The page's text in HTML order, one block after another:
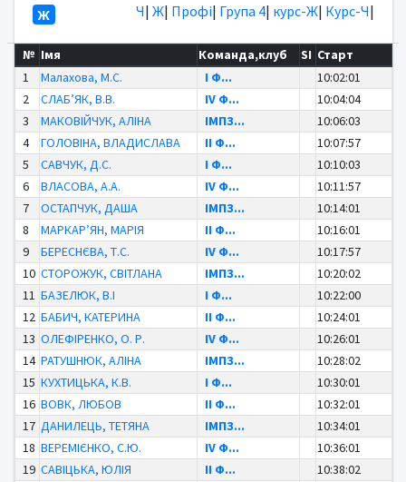
Ж Ч| Ж| Профі| Група 4| курс-Ж| Курс-Ч|
№ Імя Команда,клуб SI Старт
1
Малахова, М.С. І Ф...
10:02:01
2
СЛАБ’ЯК, В.В. IV Ф...
10:04:04
3
МАКОВІЙЧУК, АЛІНА ІМПЗ...
10:06:03
4
ГОЛОВІНА, ВЛАДИСЛАВА ІІ Ф...
10:07:57
5
САВЧУК, Д.С. І Ф...
10:10:03
6
ВЛАСОВА, А.А. IV Ф...
10:11:57
7
ОСТАПЧУК, ДАША ІМПЗ...
10:14:01
8
МАРКАР’ЯН, МАРІЯ ІІ Ф...
10:16:01
9
БЕРЕСНЄВА, Т.С. IV Ф...
10:17:57
10 СТОРОЖУК, СВІТЛАНА ІМПЗ...
10:20:02
11 БАЗЕЛЮК, В.І І Ф...
10:22:00
12 БАБИЧ, КАТЕРИНА ІІ Ф...
10:24:01
13 ОЛЕФІРЕНКО, О. Р. IV Ф...
10:26:01
14 РАТУШНЮК, АЛІНА ІМПЗ...
10:28:02
15 КУХТИЦЬКА, К.В. І Ф...
10:30:01
16 ВОВК, ЛЮБОВ ІІ Ф...
10:32:01
17 ДАНИЛЕЦЬ, ТЕТЯНА ІМПЗ...
10:34:01
18 ВЕРЕМІЄНКО, С.Ю. IV Ф...
10:36:01
19 САВІЦЬКА, ЮЛІЯ ІІ Ф...
10:38:02